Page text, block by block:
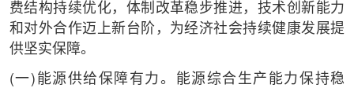
费结构持续优化，体制改革稳步推进，技术创新能力
和对外合作迈上新台阶，为经济社会持续健康发展提
供坚实保障。
(一)能源供给保障有力。能源综合生产能力保持稳